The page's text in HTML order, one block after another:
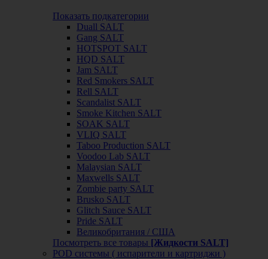
Показать подкатегории
Duall SALT
Gang SALT
HOTSPOT SALT
HQD SALT
Jam SALT
Red Smokers SALT
Rell SALT
Scandalist SALT
Smoke Kitchen SALT
SOAK SALT
VLIQ SALT
Taboo Production SALT
Voodoo Lab SALT
Malaysian SALT
Maxwells SALT
Zombie party SALT
Brusko SALT
Glitch Sauce SALT
Pride SALT
Великобритания / США
Посмотреть все товары [Жидкости SALT]
POD системы ( испарители и картриджи )